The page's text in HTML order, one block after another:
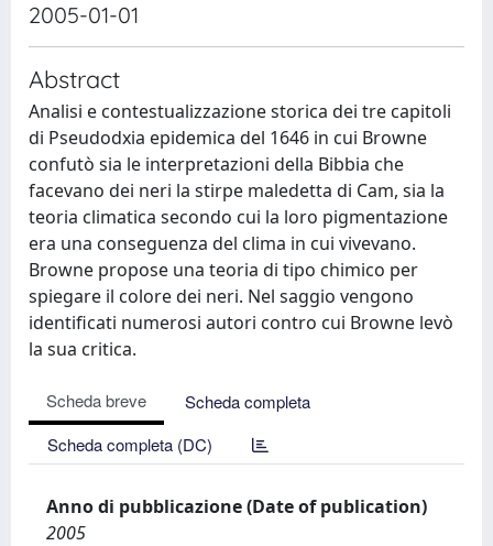
2005-01-01
Abstract
Analisi e contestualizzazione storica dei tre capitoli
di Pseudodxia epidemica del 1646 in cui Browne
confutò sia le interpretazioni della Bibbia che
facevano dei neri la stirpe maledetta di Cam, sia la
teoria climatica secondo cui la loro pigmentazione
era una conseguenza del clima in cui vivevano.
Browne propose una teoria di tipo chimico per
spiegare il colore dei neri. Nel saggio vengono
identificati numerosi autori contro cui Browne levò
la sua critica.
Scheda breve
Scheda completa
Scheda completa (DC)
Anno di pubblicazione (Date of publication)
2005